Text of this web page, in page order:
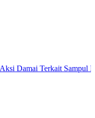
Terkait Sampul Majalah